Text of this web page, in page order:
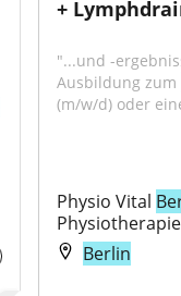
+
"...und -
Ausbildung zum
(m/w/d) oder
Physio Vital
Berlin